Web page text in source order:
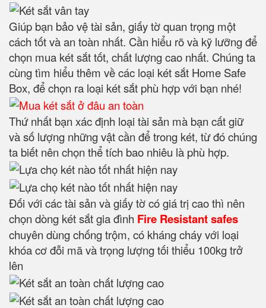
Giúp bạn bảo vệ tài sản, giấy tờ quan trọng một
cách tốt và an toàn nhất. Cần hiểu rõ và kỹ lưỡng để
chọn mua két sắt tốt, chất lượng cao nhất. Chúng ta
cùng tìm hiểu thêm về các loại két sắt Home Safe
Box, để chọn ra loại két sắt phù hợp với bạn nhé!
Thứ nhất bạn xác định loại tài sản mà bạn cất giữ
và số lượng những vật cần để trong két, từ đó chúng
ta biết nên chọn thể tích bao nhiêu là phù hợp.
Đối với các tài sản và giấy tờ có giá trị cao thì nên
chọn dòng két sắt gia đình Fire Resistant safes
chuyên dùng chống trộm, có kháng cháy với loại
khóa cơ đỗi mã và trọng lượng tối thiểu 100kg trở
lên